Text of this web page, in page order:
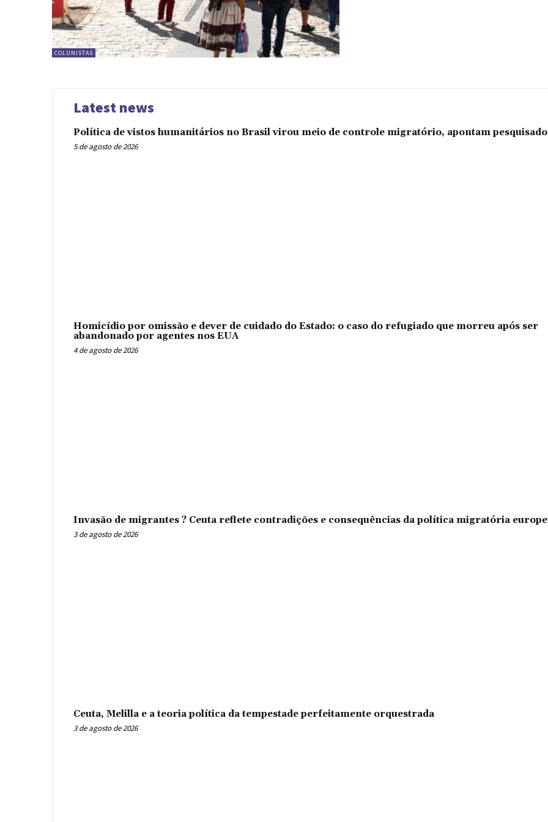
COLUNISTAS
Latest news
Política de vistos humanitários no Brasil virou meio de controle migratório, apontam
5 de agosto de 2026
Homicídio por omissão e dever de cuidado do Estado: o caso do refugiado que morreu após ser
abandonado por agentes nos EUA
4 de agosto de 2026
Invasão de migrantes ? Ceuta reflete contradições e consequências da política migratória
3 de agosto de 2026
Ceuta, Melilla e a teoria política da tempestade perfeitamente orquestrada
3 de agosto de 2026